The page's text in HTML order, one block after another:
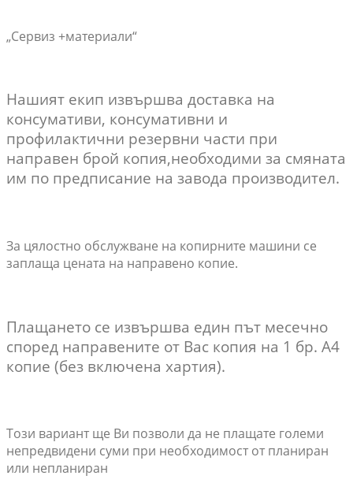
„Сервиз +материали“
Нашият екип извършва доставка на
консумативи, консумативни и
профилактични резервни части при
направен брой копия,необходими за смяната
им по предписание на завода производител.
За цялостно обслужване на копирните машини се
заплаща цената на направено копие.
Плащането се извършва един път месечно
според направените от Вас копия на 1 бр. А4
копие (без включена хартия).
Този вариант ще Ви позволи да не плащате големи
непредвидени суми при необходимост от планиран
или непланиран